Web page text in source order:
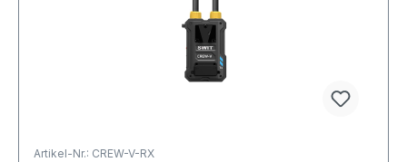
Artikel-Nr.: CREW-V-RX